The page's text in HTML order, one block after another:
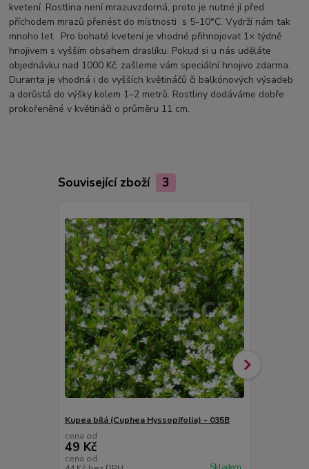
kvetení. Rostlina není mrazuvzdorná, proto je nutné jí před
příchodem mrazů přenést do místnosti s 5-10°C. Vydrží nám tak
mnoho let. Pro bohaté kvetení je vhodné přihnojovat 1× týdně
hnojivem s vyšším obsahem draslíku. Pokud si u nás uděláte
objednávku nad 1000 Kč, zašleme vám speciální hnojivo zdarma.
Duranta je vhodná i do vyšších květináčů či balkónových výsadeb
a dorůstá do výšky kolem 1–2 metrů. Rostliny dodáváme dobře
prokořeněné v květináči o průměru 11 cm.
Související zboží 3
Kupea bílá (Cuphea Hyssopifolia) - 035B
cena od
49 Kč
cena od